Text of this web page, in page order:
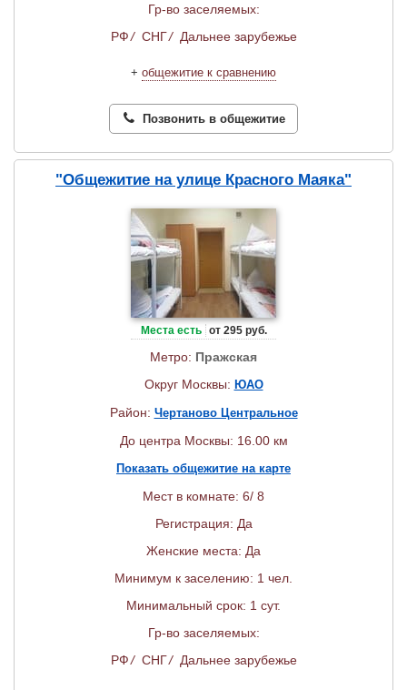
Гр-во заселяемых:
РФ/ СНГ/ Дальнее зарубежье
+ общежитие к сравнению
Позвонить в общежитие
"Общежитие на улице Красного Маяка"
Места есть от 295 руб.
Метро: Пражская
Округ Москвы: ЮАО
Район: Чертаново Центральное
До центра Москвы: 16.00 км
Показать общежитие на карте
Мест в комнате: 6/ 8
Регистрация: Да
Женские места: Да
Минимум к заселению: 1 чел.
Минимальный срок: 1 сут.
Гр-во заселяемых:
РФ/ СНГ/ Дальнее зарубежье